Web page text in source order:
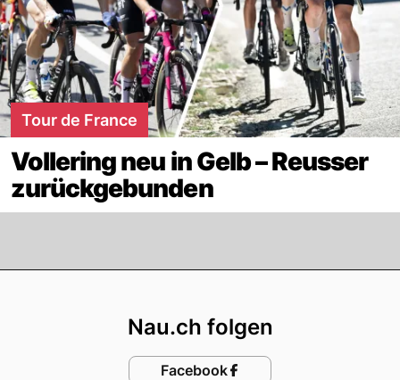
Tour de France
Vollering neu in Gelb – Reusser
zurückgebunden
Nau.ch folgen
Facebook